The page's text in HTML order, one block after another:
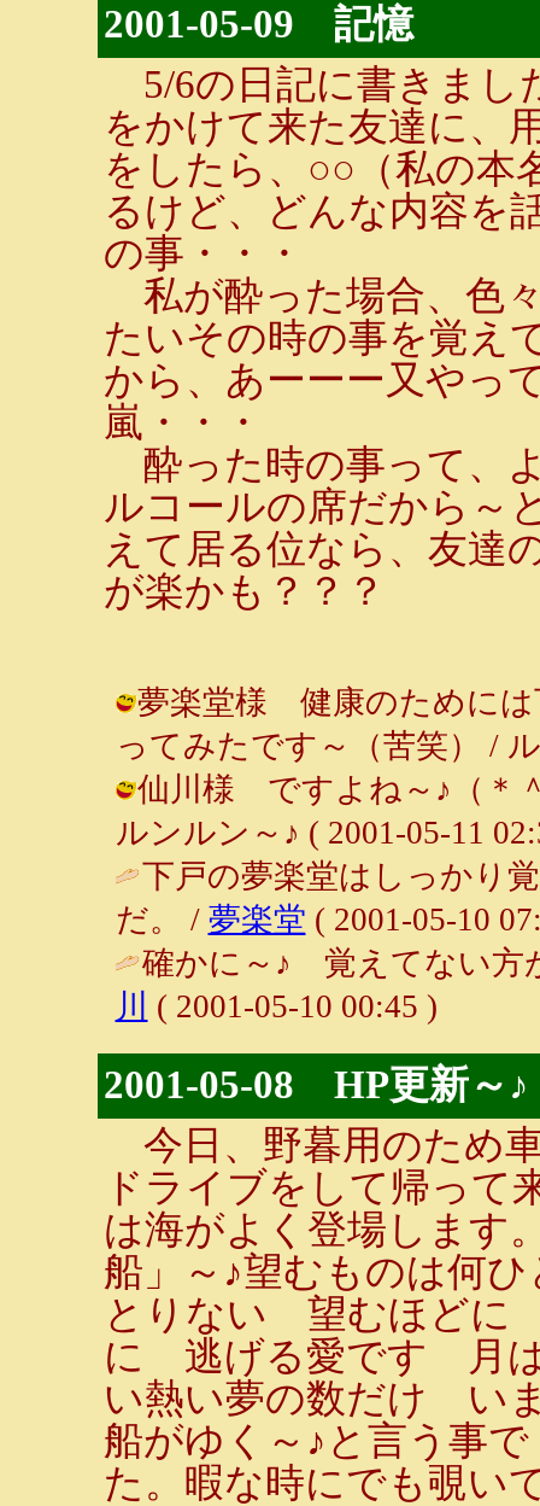
2001-05-09 記憶
5/6の日記に書きまし
をかけて来た友達に、
をしたら、○○（私の本
るけど、どんな内容を
の事・・・
私が酔った場合、色
たいその時の事を覚え
から、あーーー又やっ
嵐・・・
酔った時の事って、
ルコールの席だから～
えて居る位なら、友達
が楽かも？？？
夢楽堂様 健康のためには
ってみたです～（苦笑） /
仙川様 ですよね～♪（＊
ルンルン～♪ ( 2001-05-11
下戸の夢楽堂はしっかり
だ。 / 夢楽堂 ( 2001-05-10
確かに～♪ 覚えてない方
川
( 2001-05-10 00:45 )
2001-05-08 HP更新～♪
今日、野暮用のため
ドライブをして帰って
は海がよく登場します
船」～♪望むものは何
とりない 望むほど
に 逃げる愛です 月
い熱い夢の数だけ い
船がゆく～♪と言う事
た。暇な時にでも覗い